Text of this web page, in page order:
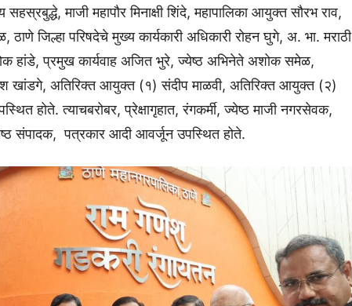
माजी महापौर मिनाक्षी शिंदे, महापालिका आयुक्त सौरभ राव,
ठाणे जिल्हा परिषदेचे मुख्य कार्यकारी अधिकारी रोहन घुगे, अ. भा. मराठी
हांडे, प्रमुख कार्यवाह अजित भुरे, ज्येष्ठ अभिनेते अशोक समेळ,
खांडगे, अतिरिक्त आयुक्त (१) संदीप माळवी, अतिरिक्त आयुक्त (२)
होते. त्याचबरोबर, प्रेक्षागृहात, रंगकर्मी, ज्येष्ठ माजी नगरसेवक,
संपादक, पत्रकार आदी आवर्जून उपस्थित होते.